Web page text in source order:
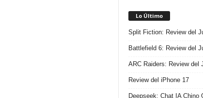
Lo Último
Split Fiction: Review del
Battlefield 6: Review del
ARC Raiders: Review del
Review del iPhone 17
Deepseek: Chat IA Chino